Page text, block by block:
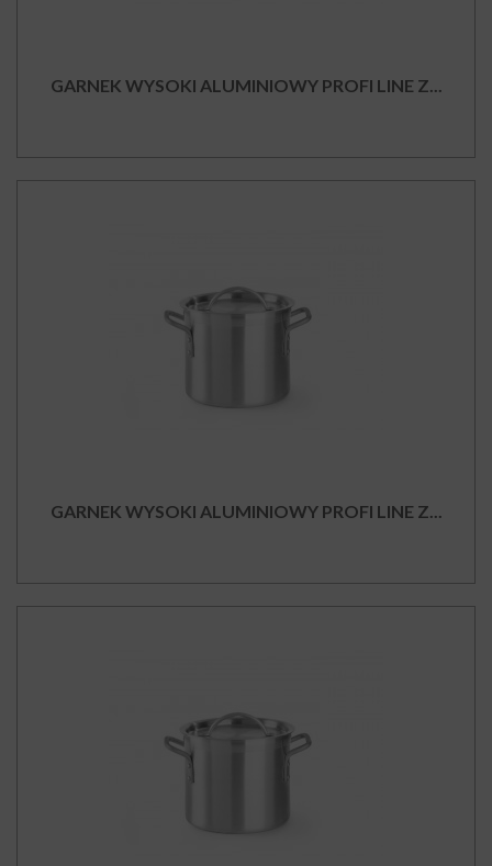
GARNEK WYSOKI ALUMINIOWY PROFI LINE Z...
GARNEK WYSOKI ALUMINIOWY PROFI LINE Z...